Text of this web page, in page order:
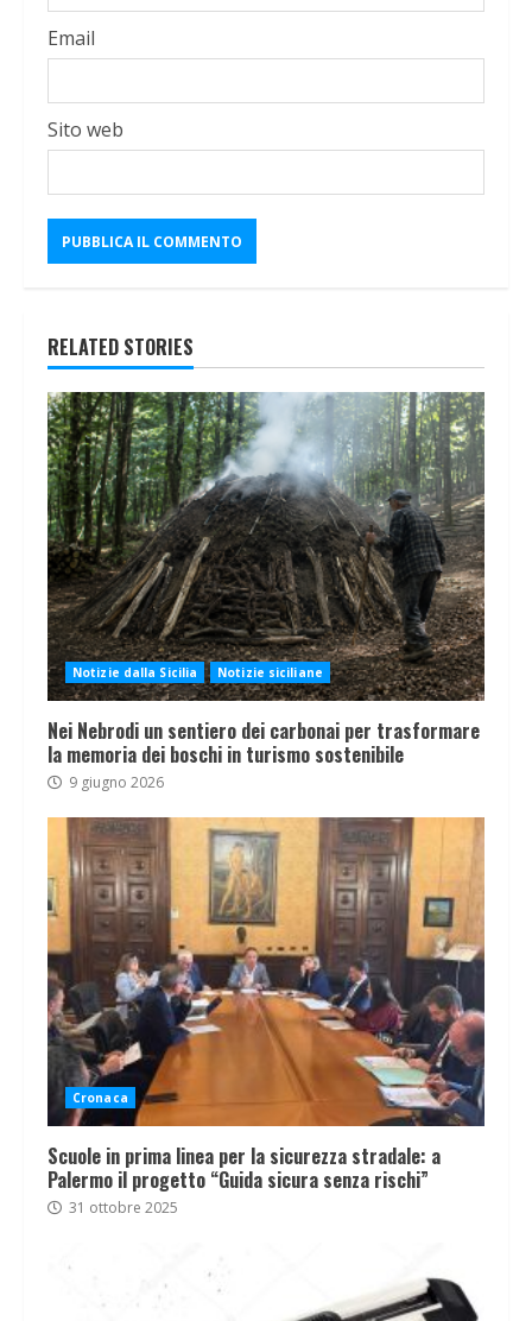
Email
Sito web
RELATED STORIES
Notizie dalla Sicilia Notizie siciliane
Nei Nebrodi un sentiero dei carbonai per trasformare
la memoria dei boschi in turismo sostenibile
9 giugno 2026
Cronaca
Scuole in prima linea per la sicurezza stradale: a
Palermo il progetto “Guida sicura senza rischi”
31 ottobre 2025